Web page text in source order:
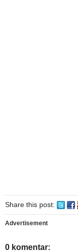
Share this post:
Advertisement
0 komentar: